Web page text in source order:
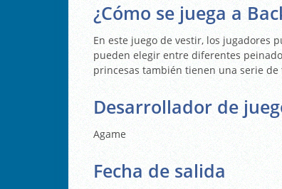
¿Cómo se juega a
En este juego de vestir, los jugadores
pueden elegir entre diferentes
princesas también tienen una serie de
Desarrollador de
Agame
Fecha de salida